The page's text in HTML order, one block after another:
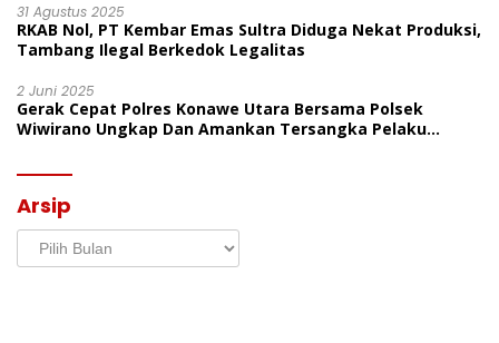
31 Agustus 2025
RKAB Nol, PT Kembar Emas Sultra Diduga Nekat Produksi,
Tambang Ilegal Berkedok Legalitas
2 Juni 2025
Gerak Cepat Polres Konawe Utara Bersama Polsek
Wiwirano Ungkap Dan Amankan Tersangka Pelaku
Arsip
Arsip